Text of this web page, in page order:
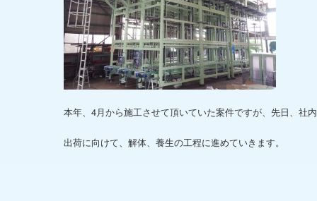
本年、4月から施工させて頂いていた案件ですが、先日、社
出荷に向けて、解体、養生の工程に進めていきます。